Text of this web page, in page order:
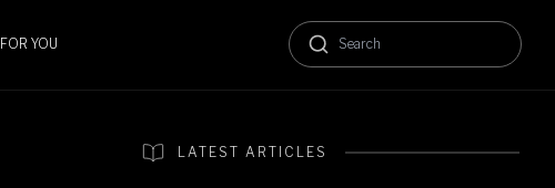
FOR YOU
LATEST ARTICLES